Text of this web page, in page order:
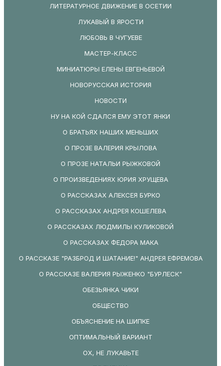
ЛИТЕРАТУРНОЕ ДВИЖЕНИЕ В ОСЕТИИ
ЛУКАВЫЙ В ЯРОСТИ
ЛЮБОВЬ В ЧУГУЕВЕ
МАСТЕР-КЛАСС
МИНИАТЮРЫ ЕЛЕНЫ ЕВГЕНЬЕВОЙ
НОВОРУССКАЯ ИСТОРИЯ
НОВОСТИ
НУ НА КОЙ СДАЛСЯ ЕМУ ЭТОТ ЯНКИ
О БРАТЬЯХ НАШИХ МЕНЬШИХ
О ПРОЗЕ ВАЛЕРИЯ КРЫЛОВА
О ПРОЗЕ НАТАЛЬИ РЫЖКОВОЙ
О ПРОИЗВЕДЕНИЯХ ЮРИЯ ХРУЩЕВА
О РАССКАЗАХ АЛЕКСЕЯ БУРКО
О РАССКАЗАХ АНДРЕЯ КОШЕЛЕВА
О РАССКАЗАХ ЛЮДМИЛЫ КУЛИКОВОЙ
О РАССКАЗАХ ФЕДОРА МАКА
О РАССКАЗЕ "РАЗБРОД И ШАТАНИЕ!" АНДРЕЯ ЕФРЕМОВА
О РАССКАЗЕ ВАЛЕРИЯ РЫЖЕНКО "БУРЛЕСК"
ОБЕЗЬЯНКА ЧИКИ
ОБЩЕСТВО
ОБЪЯСНЕНИЕ НА ШИПКЕ
ОПТИМАЛЬНЫЙ ВАРИАНТ
ОХ, НЕ ЛУКАВЬТЕ